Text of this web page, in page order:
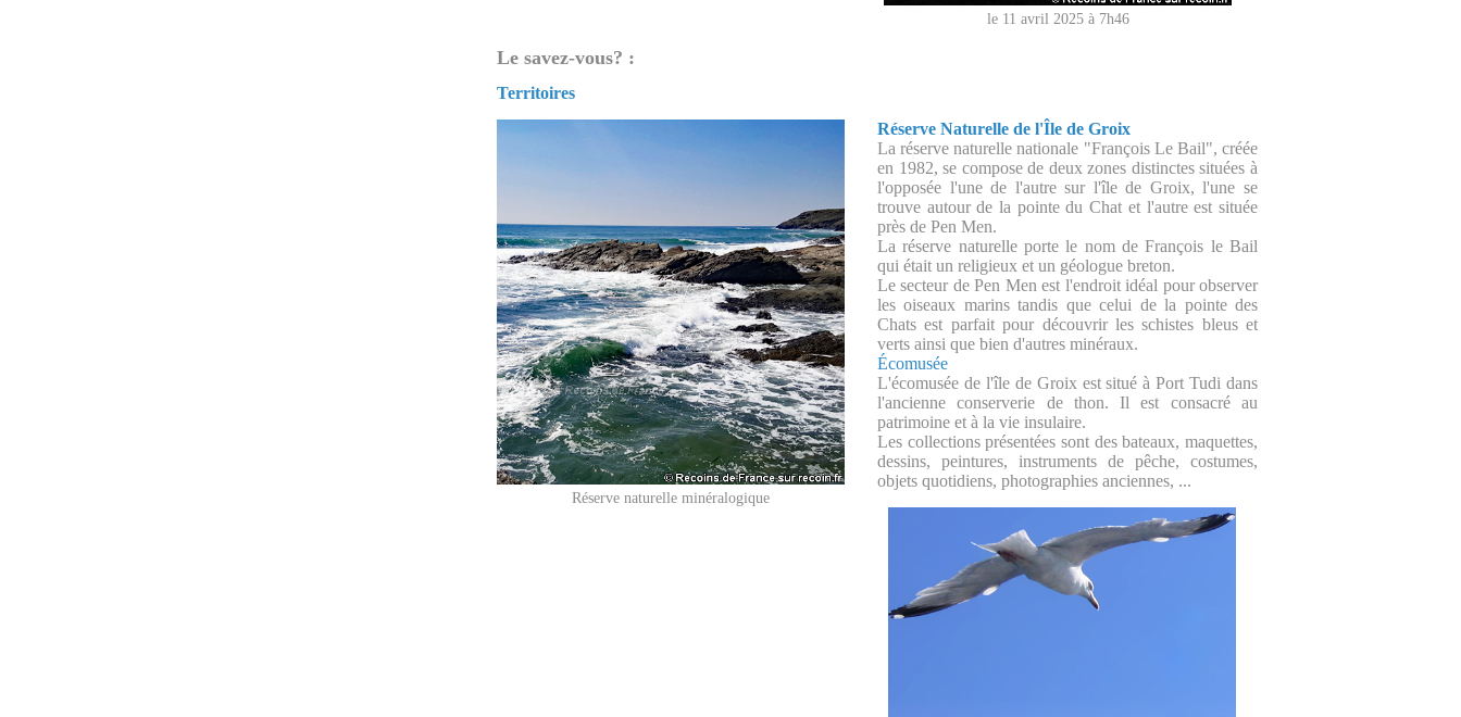
le 11 avril 2025 à 7h46
Le savez-vous? :
Territoires
Réserve naturelle minéralogique
Réserve Naturelle de l'Île de Groix
La réserve naturelle nationale "François Le Bail", créée
en 1982, se compose de deux zones distinctes situées à
l'opposée l'une de l'autre sur l'île de Groix, l'une se
trouve autour de la pointe du Chat et l'autre est située
près de Pen Men.
La réserve naturelle porte le nom de François le Bail
qui était un religieux et un géologue breton.
Le secteur de Pen Men est l'endroit idéal pour observer
les oiseaux marins tandis que celui de la pointe des
Chats est parfait pour découvrir les schistes bleus et
verts ainsi que bien d'autres minéraux.
Écomusée
L'écomusée de l'île de Groix est situé à Port Tudi dans
l'ancienne conserverie de thon. Il est consacré au
patrimoine et à la vie insulaire.
Les collections présentées sont des bateaux, maquettes,
dessins, peintures, instruments de pêche, costumes,
objets quotidiens, photographies anciennes, ...